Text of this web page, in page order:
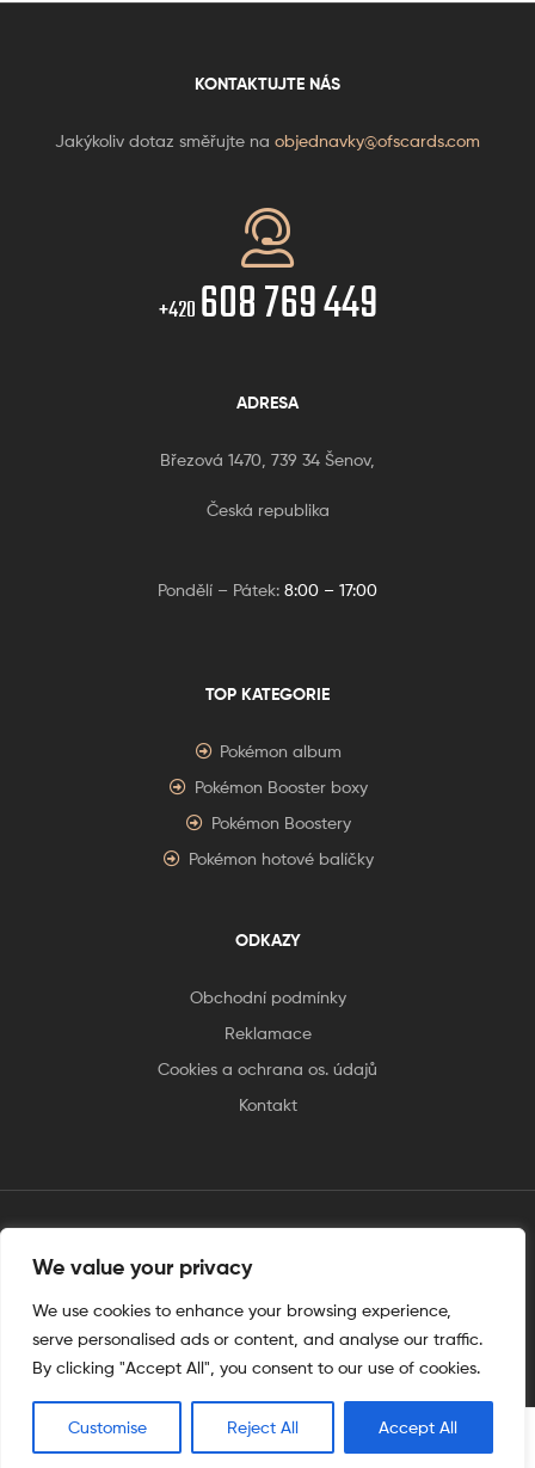
We value your privacy
We use cookies to enhance your browsing experience,
serve personalised ads or content, and analyse our traffic.
By clicking "Accept All", you consent to our use of cookies.
Customise Reject All Accept All
KONTAKTUJTE NÁS
Jakýkoliv dotaz směřujte na objednavky@ofscards.com
+420 608 769 449
ADRESA
Březová 1470, 739 34 Šenov,
Česká republika
Pondělí – Pátek: 8:00 – 17:00
TOP KATEGORIE
Pokémon album
Pokémon Booster boxy
Pokémon Boostery
Pokémon hotové balíčky
ODKAZY
Obchodní podmínky
Reklamace
Cookies a ochrana os. údajů
Kontakt
tento web je vytvořen úplnějinak